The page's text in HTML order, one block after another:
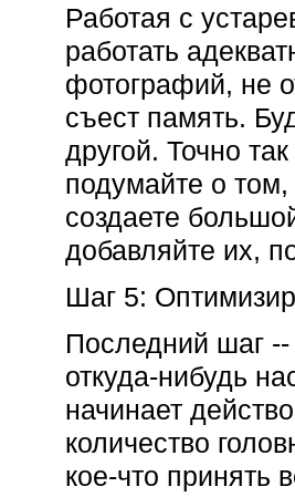
Работая с
работать
фотографий, не
съест память.
другой. Точно
подумайте о
создаете
добавляйте их,
Шаг 5:
Последний шаг
откуда-нибудь
начинает
количество
кое-что принять